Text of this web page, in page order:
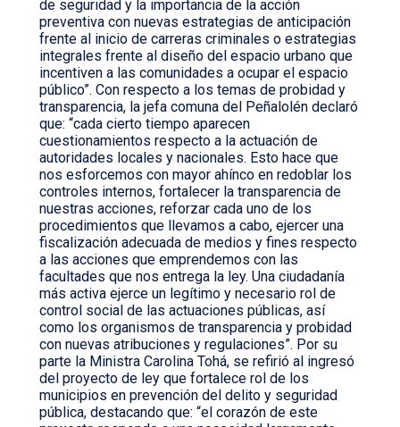
de seguridad y la importancia de la acción
preventiva con nuevas estrategias de anticipación
frente al inicio de carreras criminales o estrategias
integrales frente al diseño del espacio urbano que
incentiven a las comunidades a ocupar el espacio
público”. Con respecto a los temas de probidad y
transparencia, la jefa comuna del Peñalolén declaró
que: “cada cierto tiempo aparecen
cuestionamientos respecto a la actuación de
autoridades locales y nacionales. Esto hace que
nos esforcemos con mayor ahínco en redoblar los
controles internos, fortalecer la transparencia de
nuestras acciones, reforzar cada uno de los
procedimientos que llevamos a cabo, ejercer una
fiscalización adecuada de medios y fines respecto
a las acciones que emprendemos con las
facultades que nos entrega la ley. Una ciudadanía
más activa ejerce un legítimo y necesario rol de
control social de las actuaciones públicas, así
como los organismos de transparencia y probidad
con nuevas atribuciones y regulaciones”. Por su
parte la Ministra Carolina Tohá, se refirió al ingresó
del proyecto de ley que fortalece rol de los
municipios en prevención del delito y seguridad
pública, destacando que: “el corazón de este